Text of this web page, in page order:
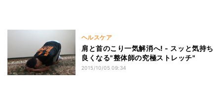
ヘルスケア
肩と首のこり一気解消へ! - スッと気持ち
良くなる"整体師の究極ストレッチ"
2015/10/05 09:34